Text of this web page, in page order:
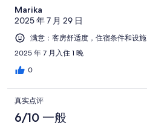
Marika
2025 年 7 月 29 日
满意：客房舒适度，住宿条件和设施
2025 年 7 月入住 1 晚
0
真实点评
6/10 一般